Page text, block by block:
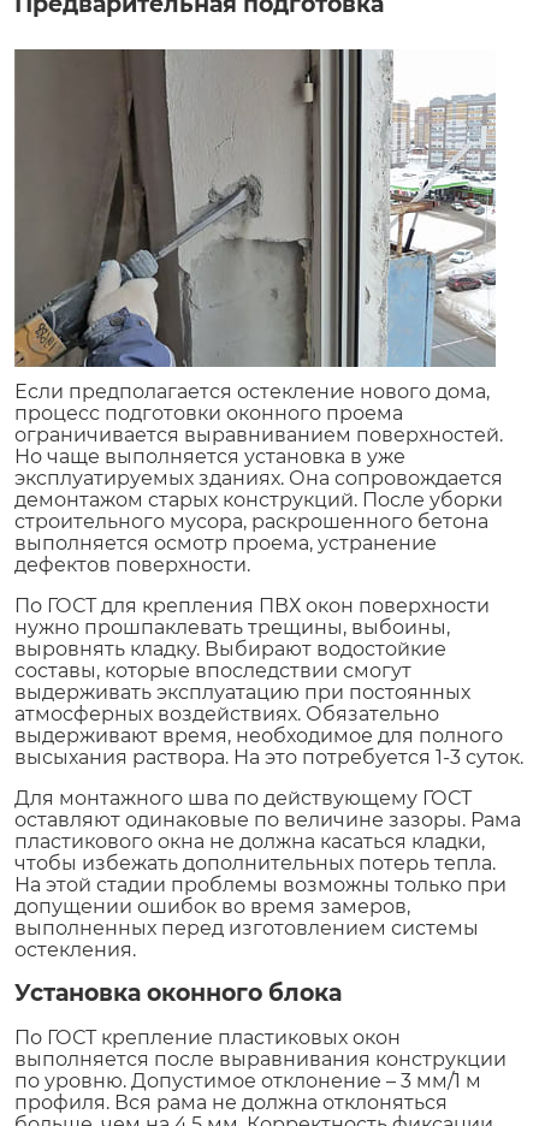
Если предполагается остекление нового дома,
процесс подготовки оконного проема
ограничивается выравниванием поверхностей.
Но чаще выполняется установка в уже
эксплуатируемых зданиях. Она сопровождается
демонтажом старых конструкций. После уборки
строительного мусора, раскрошенного бетона
выполняется осмотр проема, устранение
дефектов поверхности.
По ГОСТ для крепления ПВХ окон поверхности
нужно прошпаклевать трещины, выбоины,
выровнять кладку. Выбирают водостойкие
составы, которые впоследствии смогут
выдерживать эксплуатацию при постоянных
атмосферных воздействиях. Обязательно
выдерживают время, необходимое для полного
высыхания раствора. На это потребуется 1-3 суток.
Для монтажного шва по действующему ГОСТ
оставляют одинаковые по величине зазоры. Рама
пластикового окна не должна касаться кладки,
чтобы избежать дополнительных потерь тепла.
На этой стадии проблемы возможны только при
допущении ошибок во время замеров,
выполненных перед изготовлением системы
остекления.
Установка оконного блока
По ГОСТ крепление пластиковых окон
выполняется после выравнивания конструкции
по уровню. Допустимое отклонение – 3 мм/1 м
профиля. Вся рама не должна отклоняться